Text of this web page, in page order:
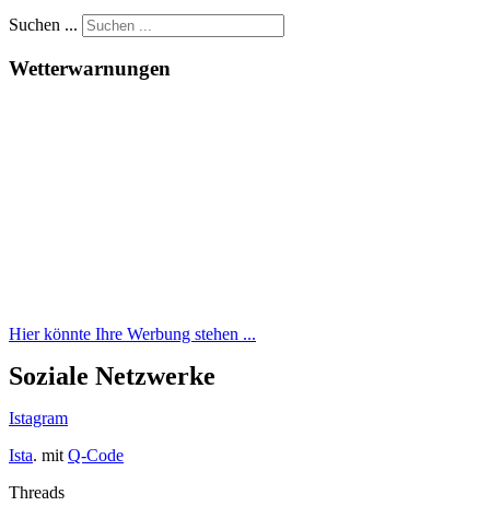
Suchen ...
Wetterwarnungen
Hier könnte Ihre Werbung stehen ...
Soziale Netzwerke
Istagram
Ista. mit Q-Code
Threads